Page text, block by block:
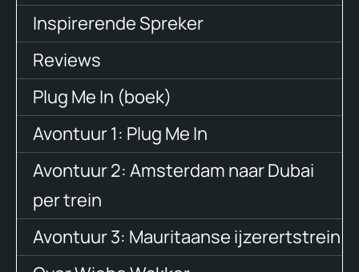
Inspirerende Spreker
Reviews
Plug Me In (boek)
Avontuur 1: Plug Me In
Avontuur 2: Amsterdam naar Dubai
per trein
Avontuur 3: Mauritaanse ijzerertstrein